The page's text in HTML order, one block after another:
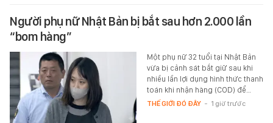
Người phụ nữ Nhật Bản bị bắt sau hơn 2.000 lần
“bom hàng”
Một phụ nữ 32 tuổi tại Nhật Bản
vừa bị cảnh sát bắt giữ sau khi
nhiều lần lợi dụng hình thức thanh
toán khi nhận hàng (COD) để…
THẾ GIỚI ĐÓ ĐÂY - 1 giờ trước